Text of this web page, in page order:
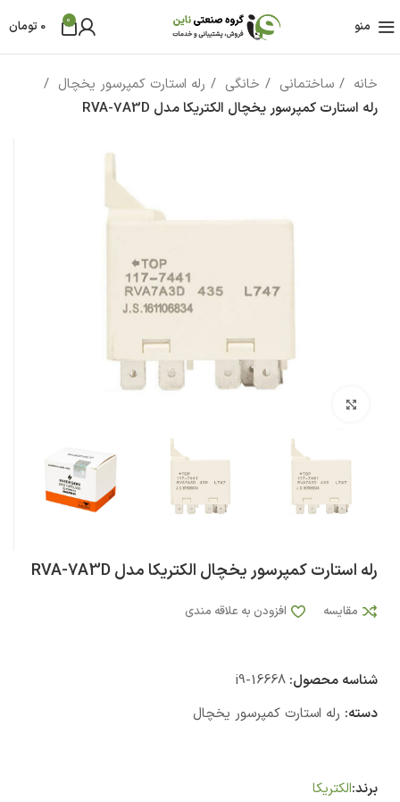
منو 0
0 تومان
خانه ساختمانی خانگی
رله استارت کمپرسور یخچال
رله استارت کمپرسور یخچال الکتریکا مدل RVA-7A3D
رله استارت کمپرسور یخچال الکتریکا مدل RVA-7A3D
مقایسه افزودن به علاقه مندی
شناسه محصول: i9-16668
دسته: رله استارت کمپرسور یخچال
برند:الکتریکا